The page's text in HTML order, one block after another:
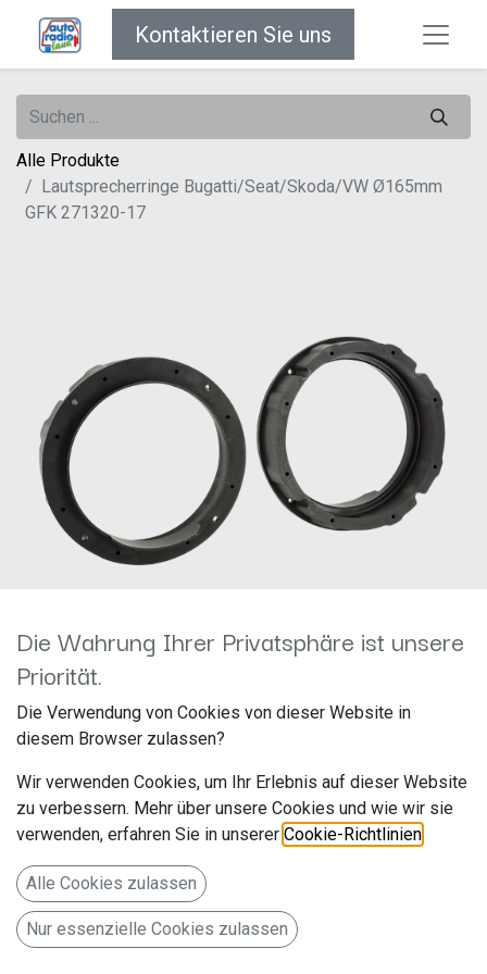
Kontaktieren Sie uns
Alle Produkte
Lautsprecherringe Bugatti/Seat/Skoda/VW Ø165mm
GFK 271320-17
Lautsprecherringe
Bugatti/Seat/Skoda/VW
Ø165mm GFK 271320-17
Artikelnummer: 271320-17
acv GmbH
Straßburger Allee 10-12
Die Wahrung Ihrer Privatsphäre ist unsere
Priorität.
Die Verwendung von Cookies von dieser Website in
diesem Browser zulassen?
Wir verwenden Cookies, um Ihr Erlebnis auf dieser Website
zu verbessern. Mehr über unsere Cookies und wie wir sie
verwenden, erfahren Sie in unserer Cookie-Richtlinien
Alle Cookies zulassen
Nur essenzielle Cookies zulassen